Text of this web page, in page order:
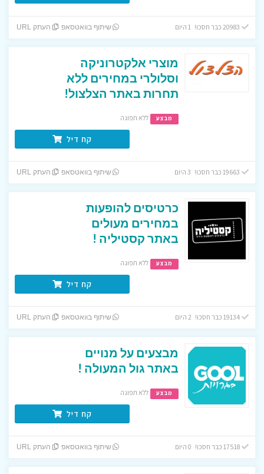
שיתוף בוואטסאפ העתק URL
מוצרי אלקטרוניקה
וסלולרי במחירים ללא
תחרות באתר הצלצול!
מבצע ללא תפוגה
קח דיל
שיתוף בוואטסאפ העתק URL
כרטיסים להופעות
במחירים מעולים
באתר קסטיליה !
מבצע ללא תפוגה
קח דיל
19134 כבר חסכו! 2 היום שיתוף בוואטסאפ העתק URL
מבצעים על מנויים
באתר גול המעולה !
מבצע ללא תפוגה
קח דיל
17518 כבר חסכו! 0 היום שיתוף בוואטסאפ העתק URL